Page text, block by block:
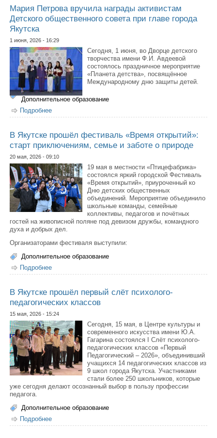
Мария Петрова вручила награды активистам
Детского общественного совета при главе города
Якутска
1 июня, 2026 - 16:29
Сегодня, 1 июня, во Дворце детского
творчества имени Ф.И. Авдеевой
состоялось праздничное мероприятие
«Планета детства», посвящённое
Международному дню защиты детей.
Дополнительное образование
Подробнее
Детского общественного совета при главе города
В Якутске прошёл фестиваль «Время открытий»:
старт приключениям, семье и заботе о природе
20 мая, 2026 - 09:10
19 мая в местности «Птицефабрика»
состоялся яркий городской Фестиваль
«Время открытий», приуроченный ко
Дню детских общественных
объединений. Мероприятие объединило
школьные команды, семейные
коллективы, педагогов и почётных
гостей на живописной поляне под девизом дружбы, командного
духа и добрых дел.
Организаторами фестиваля выступили:
Дополнительное образование
Подробнее
старт приключениям, семье и заботе о природе
В Якутске прошёл первый слёт психолого-
педагогических классов
15 мая, 2026 - 15:24
Сегодня, 15 мая, в Центре культуры и
современного искусства имени Ю.А.
Гагарина состоялся I Слёт психолого-
педагогических классов «Первый
Педагогический – 2026», объединивший
учащихся 14 педагогических классов из
9 школ города Якутска. Участниками
стали более 250 школьников, которые
уже сегодня делают осознанный выбор в пользу профессии
педагога.
Дополнительное образование
Подробнее
педагогических классов